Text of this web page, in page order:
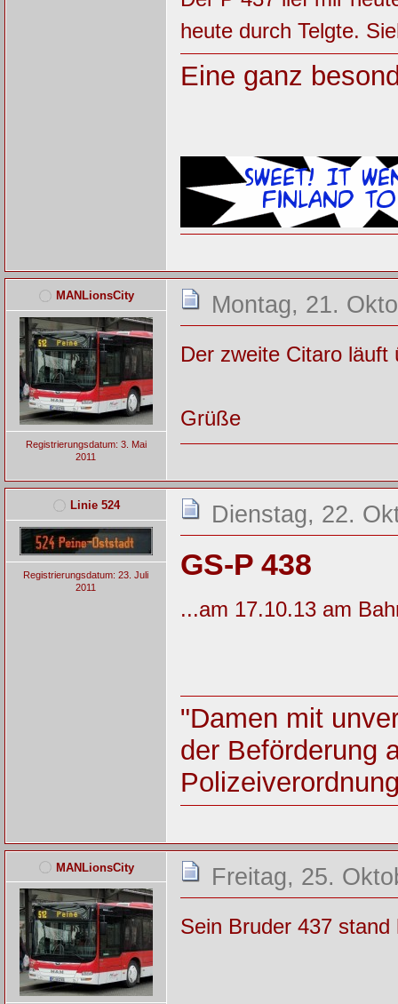
heute durch Telgte.
Eine ganz
MANLionsCity
Registrierungsdatum: 3. Mai
2011
Montag, 21.
Der zweite Citaro
Grüße
Linie 524
Registrierungsdatum: 23. Juli
2011
Dienstag, 22.
GS-P 438
...am 17.10.13 am
"Damen mit
der Beförderung
MANLionsCity Freitag, 25.
Sein Bruder 437